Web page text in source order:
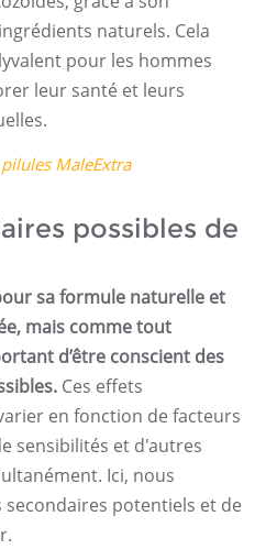
naturels. Cela
pour les hommes
leur santé et leurs
MaleExtra
possibles de
sa formule naturelle et
mais comme tout
d’être conscient des
Ces effets
en fonction de facteurs
sensibilités et d'autres
Ici, nous
potentiels et de